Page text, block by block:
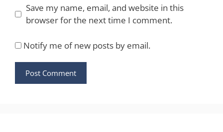
Save my name, email, and website in this
browser for the next time I comment.
Notify me of new posts by email.